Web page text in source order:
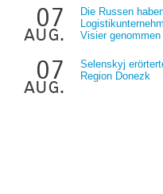
07
aug.
Die Russen
Visier genommen
07
aug.
Selenskyj
Region Donezk